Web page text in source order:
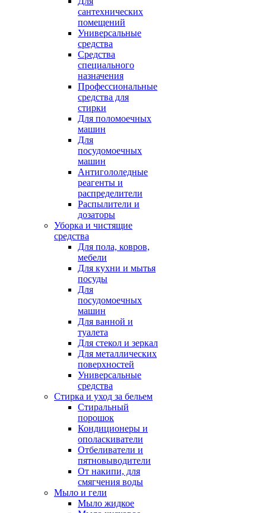
сантехнических
помещений
Универсальные
средства
Средства
специального
назначения
Профессиональные
средства для
стирки
Для поломоечных
машин
Для
посудомоечных
машин
Антигололедные
реагенты и
распределители
Распылители и
дозаторы
Уборка и чистящие
средства
Для пола, ковров,
мебели
Для кухни и мытья
посуды
Для
посудомоечных
машин
Для ванной и
туалета
Для стекол и зеркал
Для металлических
поверхностей
Универсальные
средства
Стирка и уход за бельем
Стиральный
порошок
Кондиционеры и
ополаскиватели
Отбеливатели и
пятновыводители
От накипи, для
смягчения воды
Мыло и гели
Мыло жидкое